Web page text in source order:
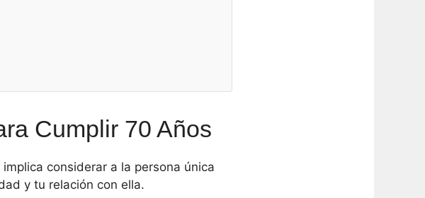
Cumplir 70 Años
considerar a la persona única
y tu relación con ella.